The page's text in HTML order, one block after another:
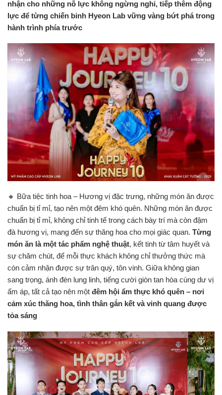
nhận cho những nỗ lực không ngừng nghỉ, tiếp thêm động
lực để từng chiến binh Hyeon Lab vững vàng bứt phá trong
hành trình phía trước
🔸 Bữa tiệc tinh hoa – Hương vị đặc trưng, những món ăn được
chuẩn bị tỉ mỉ, tạo nên một đêm khó quên. Những món ăn được
chuẩn bị tỉ mỉ, không chỉ tinh tế trong cách bày trí mà còn đậm
đà hương vị, mang đến sự thăng hoa cho mọi giác quan. Từng
món ăn là một tác phẩm nghệ thuật, kết tinh từ tâm huyết và
sự chăm chút, để mỗi thực khách không chỉ thưởng thức mà
còn cảm nhận được sự trân quý, tôn vinh. Giữa không gian
sang trọng, ánh đèn lung linh, tiếng cười giòn tan hòa cùng dư vị
ấm áp, tất cả tạo nên một đêm hội ẩm thực khó quên – nơi
cảm xúc thăng hoa, tình thân gắn kết và vinh quang được
tỏa sáng